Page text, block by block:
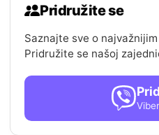
Pridružite se
Saznajte sve o
Pridružite se našoj